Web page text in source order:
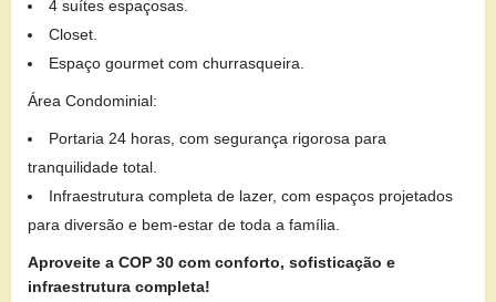
4 suítes espaçosas.
Closet.
Espaço gourmet com churrasqueira.
Área Condominial:
Portaria 24 horas, com segurança rigorosa para
tranquilidade total.
Infraestrutura completa de lazer, com espaços projetados
para diversão e bem-estar de toda a família.
Aproveite a COP 30 com conforto, sofisticação e
infraestrutura completa!